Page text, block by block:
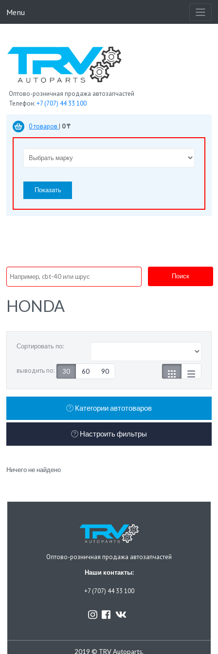
Menu
Оптово-розничная продажа автозапчастей
Телефон:+7 (707) 44 33 100
0 товаров | 0 ₸
Показать
Поиск
HONDA
Сортировать по:
выводить по: 30 60 90
Категории автотоваров
Настроить фильтры
Ничего не найдено
Оптово-розничная продажа автозапчастей
Наши контакты:
+7 (707) 44 33 100
2019 © TRV Autoparts.